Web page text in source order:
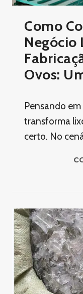
Como
Negócio
Ovos:
Pensando
transforma
certo. No